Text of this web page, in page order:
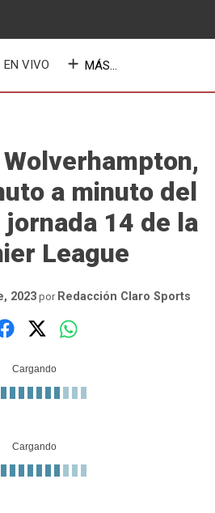
EN VIVO MÁS...
a minuto del
14 de la
League
2023 por Redacción Claro Sports
Cargando
Cargando